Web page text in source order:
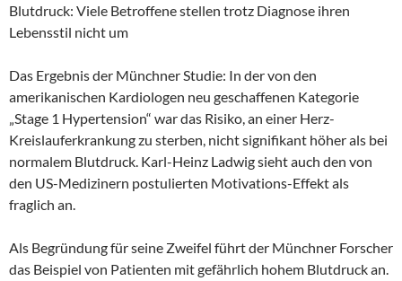
Blutdruck: Viele Betroffene stellen trotz Diagnose ihren
Lebensstil nicht um
Das Ergebnis der Münchner Studie: In der von den
amerikanischen Kardiologen neu geschaffenen Kategorie
„Stage 1 Hypertension“ war das Risiko, an einer Herz-
Kreislauferkrankung zu sterben, nicht signifikant höher als bei
normalem Blutdruck. Karl-Heinz Ladwig sieht auch den von
den US-Medizinern postulierten Motivations-Effekt als
fraglich an.
Als Begründung für seine Zweifel führt der Münchner Forscher
das Beispiel von Patienten mit gefährlich hohem Blutdruck an.